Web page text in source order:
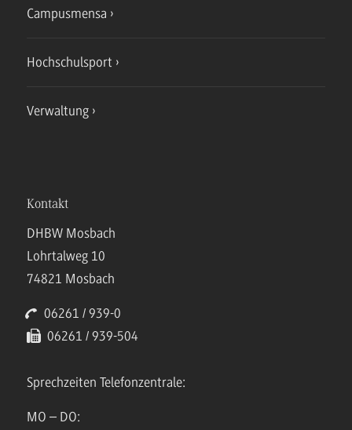
Campusmensa
Hochschulsport
Verwaltung
Kontakt
DHBW Mosbach
Lohrtalweg 10
74821 Mosbach
06261 / 939-0
06261 / 939-504
Sprechzeiten Telefonzentrale:
MO – DO: